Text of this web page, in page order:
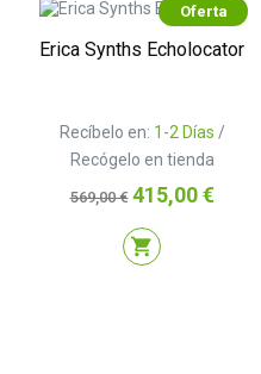
Oferta
Erica Synths Echolocator
Recíbelo en: 1-2 Días /
Recógelo en tienda
Precio
base
569,00 € Precio
415,00 €
shopping_cart